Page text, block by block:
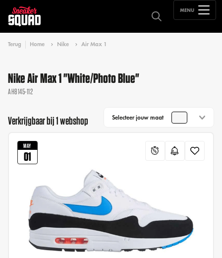
MENU
Terug Home Nike Air Max 1
Nike Air Max 1 "White/Photo Blue"
AH8145-112
Verkrijgbaar bij 1 webshop Selecteer jouw maat
MAY
01